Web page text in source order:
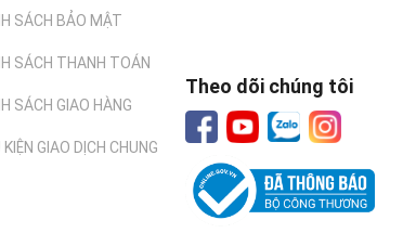
SÁCH BẢO MẬT
SÁCH THANH TOÁN
SÁCH GIAO HÀNG
GIAO DỊCH CHUNG
Theo dõi chúng tôi